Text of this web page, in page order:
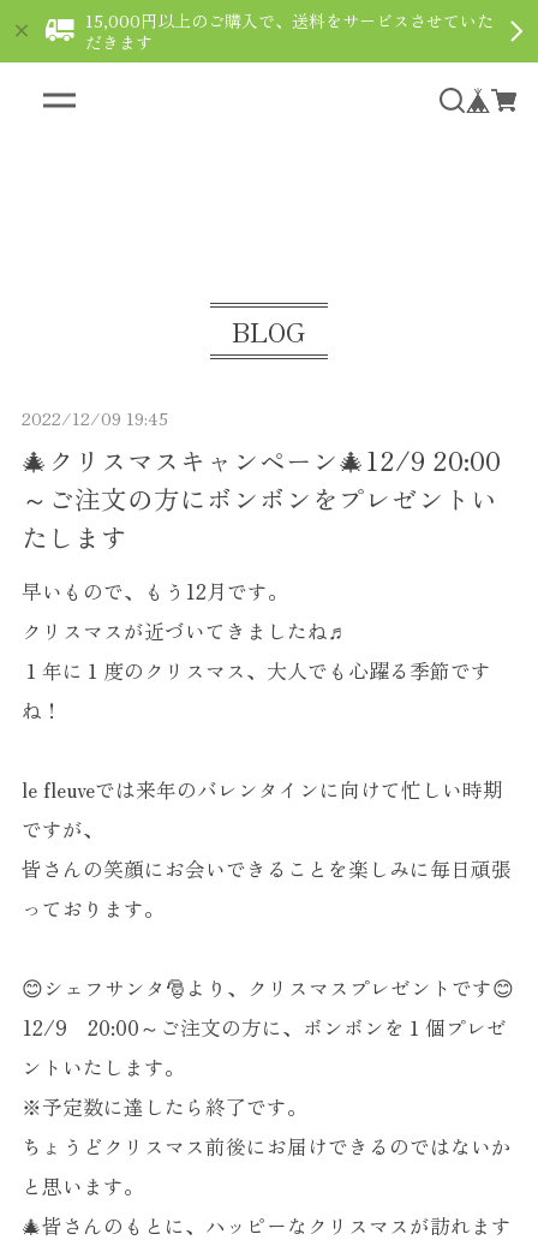
15,000円以上のご購入で、送料をサービスさせていた
だきます
BLOG
🎄クリスマスキャンペーン🎄12/9 20:00
～ご注文の方にボンボンをプレゼントい
たします
2022/12/09 19:45
早いもので、もう12月です。
クリスマスが近づいてきましたね♬
１年に１度のクリスマス、大人でも心躍る季節です
ね！
le fleuveでは来年のバレンタインに向けて忙しい時期
ですが、
皆さんの笑顔にお会いできることを楽しみに毎日頑張
っております。
😊シェフサンタ🎅より、クリスマスプレゼントです😊
12/9 20:00～ご注文の方に、ボンボンを１個プレゼ
ントいたします。
※予定数に達したら終了です。
ちょうどクリスマス前後にお届けできるのではないか
と思います。
🎄皆さんのもとに、ハッピーなクリスマスが訪れます